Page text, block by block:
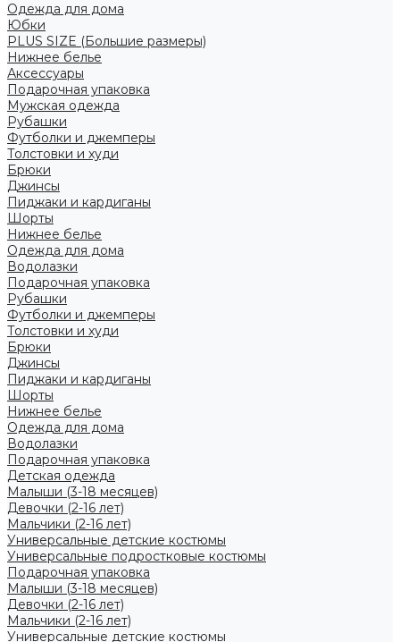
Одежда для дома
Юбки
PLUS SIZE (Большие размеры)
Нижнее белье
Аксессуары
Подарочная упаковка
Мужская одежда
Рубашки
Футболки и джемперы
Толстовки и худи
Брюки
Джинсы
Пиджаки и кардиганы
Шорты
Нижнее белье
Одежда для дома
Водолазки
Подарочная упаковка
Рубашки
Футболки и джемперы
Толстовки и худи
Брюки
Джинсы
Пиджаки и кардиганы
Шорты
Нижнее белье
Одежда для дома
Водолазки
Подарочная упаковка
Детская одежда
Малыши (3-18 месяцев)
Девочки (2-16 лет)
Мальчики (2-16 лет)
Универсальные детские костюмы
Универсальные подростковые костюмы
Подарочная упаковка
Малыши (3-18 месяцев)
Девочки (2-16 лет)
Мальчики (2-16 лет)
Универсальные детские костюмы